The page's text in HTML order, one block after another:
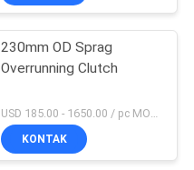
230mm OD Sprag
Overrunning Clutch
USD 185.00 - 1650.00 / pc MOQ:1 Pc
KONTAK